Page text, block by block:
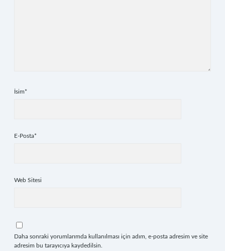
İsim*
E-Posta*
Web Sitesi
Daha sonraki yorumlarımda kullanılması için adım, e-posta adresim ve site
adresim bu tarayıcıya kaydedilsin.